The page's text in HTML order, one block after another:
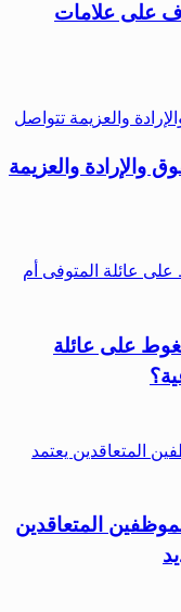
على علامات
والإرادة والعزيمة
على عائلة
المتعاقدين